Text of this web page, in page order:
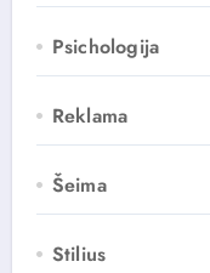
Psichologija
Reklama
Šeima
Stilius